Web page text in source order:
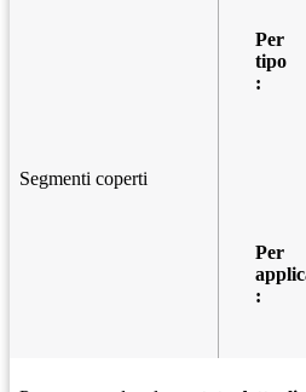
Segmenti coperti
Per
tipo
:
Per
: